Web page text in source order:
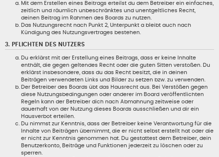
Mit dem Erstellen eines Beitrags erteilst du dem Betreiber ein einfaches,
zeitlich und räumlich unbeschränktes und unentgeltliches Recht,
deinen Beitrag im Rahmen des Boards zu nutzen.
Das Nutzungsrecht nach Punkt 2, Unterpunkt a bleibt auch nach
Kündigung des Nutzungsvertrages bestehen.
3. PFLICHTEN DES NUTZERS
Du erklärst mit der Erstellung eines Beitrags, dass er keine Inhalte
enthält, die gegen geltendes Recht oder die guten Sitten verstoßen. Du
erklärst insbesondere, dass du das Recht besitzt, die in deinen
Beiträgen verwendeten Links und Bilder zu setzen bzw. zu verwenden.
Der Betreiber des Boards übt das Hausrecht aus. Bei Verstößen gegen
diese Nutzungsbedingungen oder anderer im Board veröffentlichten
Regeln kann der Betreiber dich nach Abmahnung zeitweise oder
dauerhaft von der Nutzung dieses Boards ausschließen und dir ein
Hausverbot erteilen.
Du nimmst zur Kenntnis, dass der Betreiber keine Verantwortung für die
Inhalte von Beiträgen übernimmt, die er nicht selbst erstellt hat oder die
er nicht zur Kenntnis genommen hat. Du gestattest dem Betreiber, dein
Benutzerkonto, Beiträge und Funktionen jederzeit zu löschen oder zu
sperren.